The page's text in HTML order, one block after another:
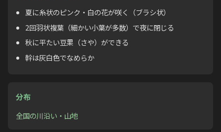
夏に糸状のピンク・白の花が咲く（ブラシ状）
2回羽状複葉（細かい小葉が多数）で夜に閉じる
秋に平たい豆果（さや）ができる
幹は灰白色でなめらか
分布
全国の川沿い・山地